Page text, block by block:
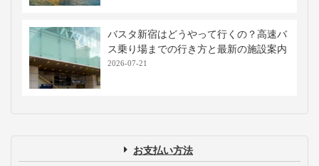
バスタ新宿はどうやって行くの？高速バ
ス乗り場までの行き方と最新の施設案内
2026-07-21
お支払い方法